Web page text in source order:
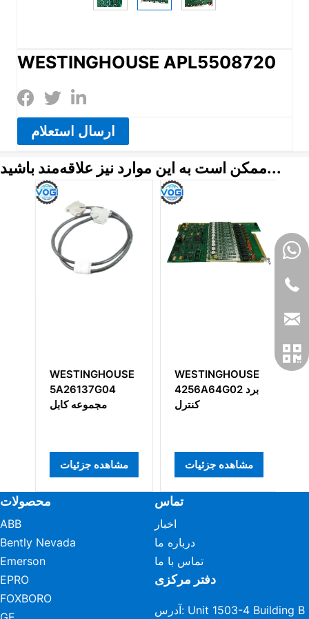
WESTINGHOUSE APL5508720
ارسال استعلام
ممکن است به این موارد نیز علاقه‌مند باشید...
WESTINGHOUSE
5A26137G04
مجموعه کابل
مشاهده جزئیات
WESTINGHOUSE
4256A64G02 برد
کنترل
مشاهده جزئیات
محصولات
ABB
Bently Nevada
Emerson
EPRO
FOXBORO
تماس
اخبار
درباره ما
تماس با ما
دفتر مرکزی
آدرس: Unit 1503-4 Building B